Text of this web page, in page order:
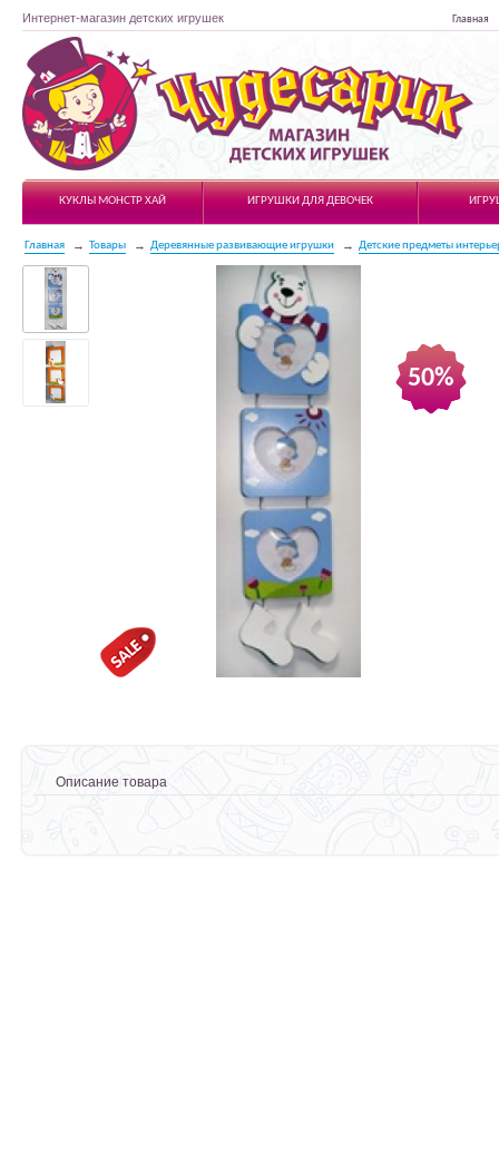
Интернет-магазин детских игрушек Главная
Чудесарик
КУКЛЫ МОНСТР ХАЙ
ИГРУШКИ ДЛЯ ДЕВОЧЕК
Главная Товары Деревянные развивающие игрушки Детские предметы
50%
Описание товара